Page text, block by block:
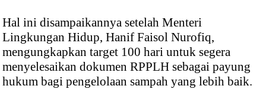
Hal ini disampaikannya setelah Menteri
Lingkungan Hidup, Hanif Faisol Nurofiq,
mengungkapkan target 100 hari untuk segera
menyelesaikan dokumen RPPLH sebagai payung
hukum bagi pengelolaan sampah yang lebih baik.